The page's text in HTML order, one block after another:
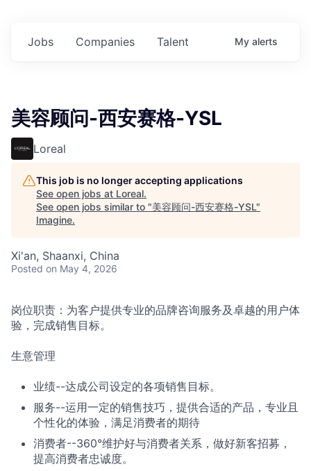
Jobs Companies Talent My alerts
美容顾问-西安赛格-YSL
Loreal
This job is no longer accepting applications
See open jobs at Loreal.
See open jobs similar to "美容顾问-西安赛格-YSL"
Imagine.
Xi'an, Shaanxi, China
Posted on May 4, 2026
岗位职责：为客户提供专业的品牌咨询服务及卓越的用户体
验，完成销售目标。
生意管理
业绩--达成公司设定的各项销售目标。
服务--运用一定的销售技巧，提供合适的产品，专业且
个性化的体验，满足消费者的期待
消费者--360°维护好与消费者关系，做好新客招募，
提高消费者忠诚度。